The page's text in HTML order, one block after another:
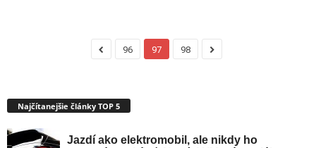
96 97 98
Najčítanejšie články TOP 5